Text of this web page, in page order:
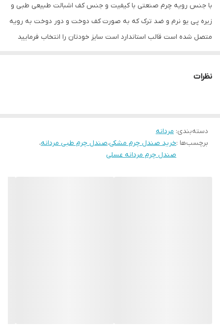
با جنس رویه چرم صنعتی با کیفیت و جنس کف اشبالت طبیعی طبی و
زیره پی یو نرم و ضد ترک که به صورت کف دوخت و دور دوخت به رویه
متصل شده است قالب استاندارد است سایز خودتان را انتخاب فرمایید
نظرات
دسته‌بندی: مردانه
برچسب‌ها :خرید صندل چرم مشکی،صندل چرم طبی مردانه،
صندل چرم مردانه عسلی